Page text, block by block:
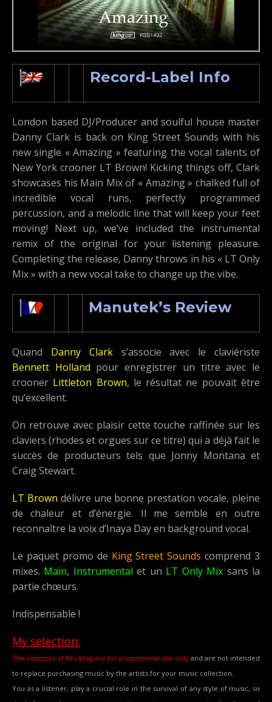
Record-Label Info
London based DJ/Producer and soulful house master
Danny Clark is back on King Street Sounds with his
new single « Amazing » featuring the vocal talents of
New York crooner LT Brown! Kicking things off, Clark
showcases his Main Mix of « Amazing » chalked full of
incredible vocal runs, perfectly programmed
percussion, and a melodic line that will keep your feet
moving! Next up, we’ve included the instrumental
remix of the original for your listening pleasure.
Completing the release, Danny throws in his « LT Only
Mix » with a new vocal take to change up the vibe.
Manutek’s Review
Quand Danny Clarks’associe avec le claviériste
Bennett Holland pour enregistrer un titre avec le
crooner Littleton Brown, le résultat ne pouvait être
qu’excellent.
On retrouve avec plaisir cette touche raffinée sur les
claviers (rhodes et orgues sur ce titre) qui a déjà fait le
succès de producteurs tels que Jonny Montana et
Craig Stewart.
LT Brown délivre une bonne prestation vocale, pleine
de chaleur et d’énergie. Il me semble en outre
reconnaître la voix d’Inaya Day en background vocal.
Le paquet promo de King Street Sounds comprend 3
mixes. Main, Instrumental et un LT Only Mix sans la
partie chœurs.
Indispensable !
My selection:
The contents of this blog are for promotional use only and are not intended
to replace purchasing music by the artists for your music collection.
You as a listener, play a crucial role in the survival of any style of music, so